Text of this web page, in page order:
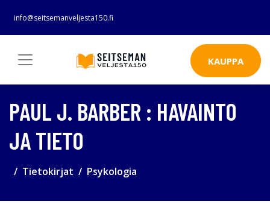
info@seitsemanveljesta150.fi
KAUPPA
PAUL J. BARBER : HAVAINTO
JA TIETO
Tietokirjat Psykologia